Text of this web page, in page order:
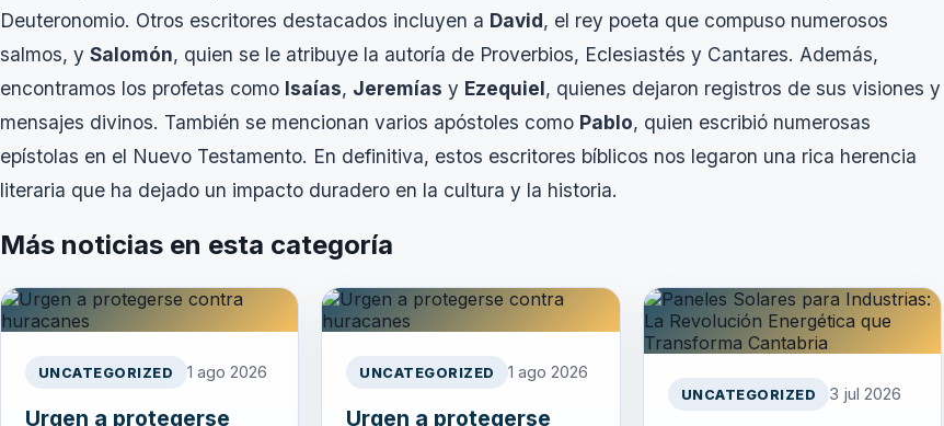
Deuteronomio. Otros escritores destacados incluyen a David, el rey poeta que compuso numerosos
salmos, y Salomón, quien se le atribuye la autoría de Proverbios, Eclesiastés y Cantares. Además,
encontramos los profetas como Isaías, Jeremías y Ezequiel, quienes dejaron registros de sus visiones y
mensajes divinos. También se mencionan varios apóstoles como Pablo, quien escribió numerosas
epístolas en el Nuevo Testamento. En definitiva, estos escritores bíblicos nos legaron una rica herencia
literaria que ha dejado un impacto duradero en la cultura y la historia.
Más noticias en esta categoría
UNCATEGORIZED 1 ago 2026
Urgen a protegerse
UNCATEGORIZED 1 ago 2026
Urgen a protegerse
UNCATEGORIZED 3 jul 2026